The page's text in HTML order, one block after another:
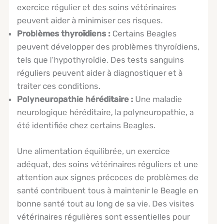
exercice régulier et des soins vétérinaires
peuvent aider à minimiser ces risques.
Problèmes thyroïdiens : Certains Beagles
peuvent développer des problèmes thyroïdiens,
tels que l’hypothyroïdie. Des tests sanguins
réguliers peuvent aider à diagnostiquer et à
traiter ces conditions.
Polyneuropathie héréditaire : Une maladie
neurologique héréditaire, la polyneuropathie, a
été identifiée chez certains Beagles.
Une alimentation équilibrée, un exercice
adéquat, des soins vétérinaires réguliers et une
attention aux signes précoces de problèmes de
santé contribuent tous à maintenir le Beagle en
bonne santé tout au long de sa vie. Des visites
vétérinaires régulières sont essentielles pour